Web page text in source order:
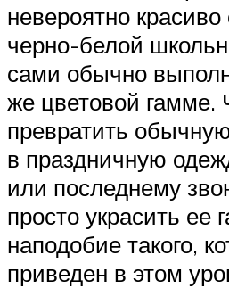
невероятно
черно-белой
сами обычно
же цветовой гамме.
превратить
в праздничную
или последнему
просто украсить ее
наподобие такого,
приведен в этом